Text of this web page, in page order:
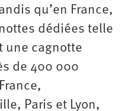
qu’en France,
dédiées telle
une cagnotte
de 400 000
Paris et Lyon,